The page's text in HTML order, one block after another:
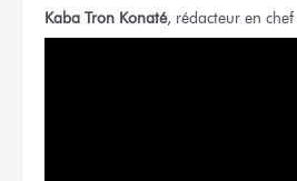
Kaba Tron Konaté, rédacteur en chef